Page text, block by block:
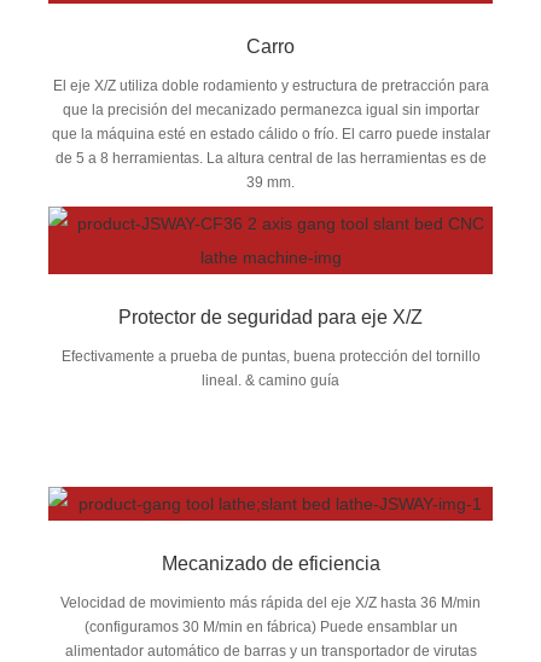
Carro
El eje X/Z utiliza doble rodamiento y estructura de pretracción para
que la precisión del mecanizado permanezca igual sin importar
que la máquina esté en estado cálido o frío. El carro puede instalar
de 5 a 8 herramientas. La altura central de las herramientas es de
39 mm.
Protector de seguridad para eje X/Z
Efectivamente a prueba de puntas, buena protección del tornillo
lineal. & camino guía
Mecanizado de eficiencia
Velocidad de movimiento más rápida del eje X/Z hasta 36 M/min
(configuramos 30 M/min en fábrica) Puede ensamblar un
alimentador automático de barras y un transportador de virutas